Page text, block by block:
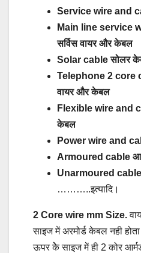
Service wire and
Main line service
सर्विस वायर और केबल
Solar cable सोलर
Telephone 2 core
वायर और केबल
Flexible wire and
केबल
Power wire and
Armoured cable
Unarmoured cable
………..इत्यादि।
2 Core wire mm Size.
साइज में अरमोर्ड केबल नही
ऊपर केेे साइज में ही 2 कोर